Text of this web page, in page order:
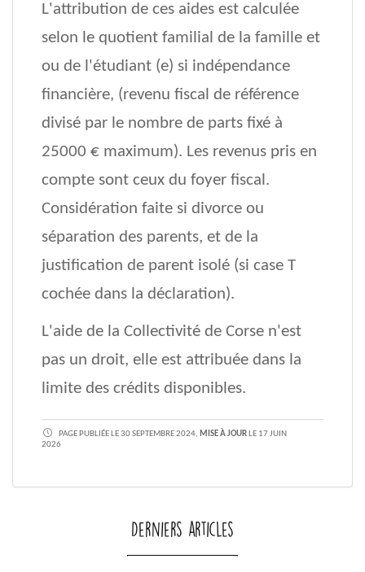
L'attribution de ces aides est calculée
selon le quotient familial de la famille et
ou de l'étudiant (e) si indépendance
financière, (revenu fiscal de référence
divisé par le nombre de parts fixé à
25000 € maximum). Les revenus pris en
compte sont ceux du foyer fiscal.
Considération faite si divorce ou
séparation des parents, et de la
justification de parent isolé (si case T
cochée dans la déclaration).
L'aide de la Collectivité de Corse n'est
pas un droit, elle est attribuée dans la
limite des crédits disponibles.
PAGE PUBLIÉE LE 30 SEPTEMBRE 2024, MISE À JOUR LE 17 JUIN
2026
Derniers articles